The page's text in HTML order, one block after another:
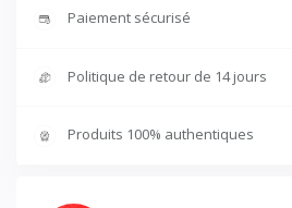
Paiement sécurisé
Politique de retour de 14 jours
Produits 100% authentiques